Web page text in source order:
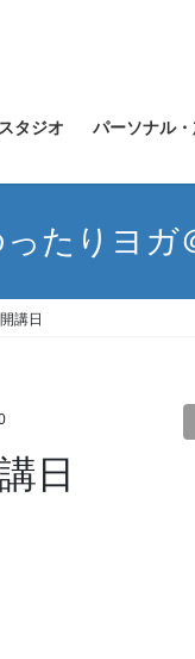
タジオ パーソナル
ったりヨガ
講日
日